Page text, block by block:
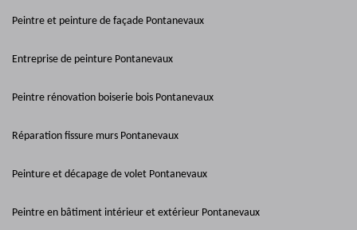
Peintre et peinture de façade Pontanevaux
Entreprise de peinture Pontanevaux
Peintre rénovation boiserie bois Pontanevaux
Réparation fissure murs Pontanevaux
Peinture et décapage de volet Pontanevaux
Peintre en bâtiment intérieur et extérieur Pontanevaux